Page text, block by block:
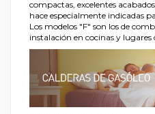
compactas, excelentes
hace especialmente indicadas
Los modelos "F" son los de
instalación en cocinas y lugares